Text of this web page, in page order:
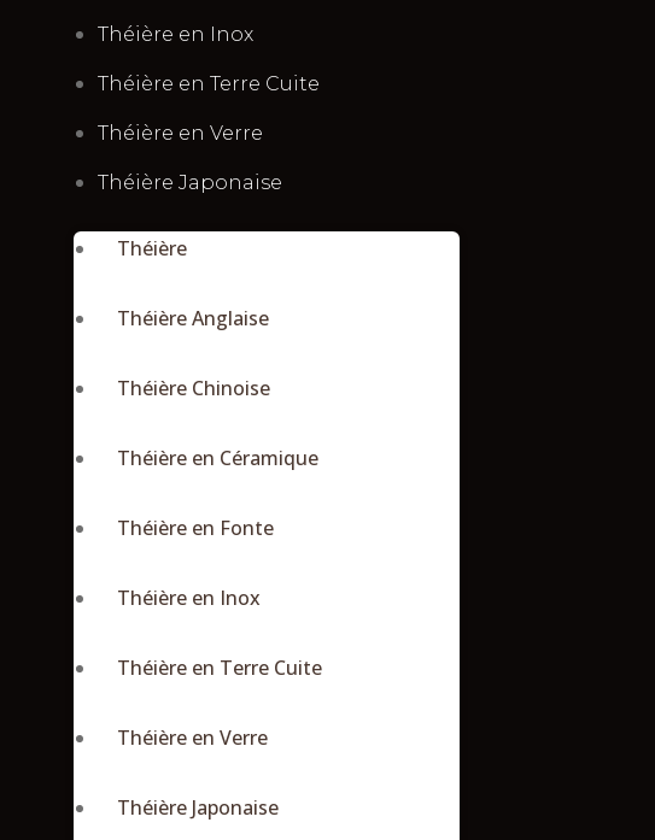
Théière en Inox
Théière en Terre Cuite
Théière en Verre
Théière Japonaise
Théière
Théière Anglaise
Théière Chinoise
Théière en Céramique
Théière en Fonte
Théière en Inox
Théière en Terre Cuite
Théière en Verre
Théière Japonaise